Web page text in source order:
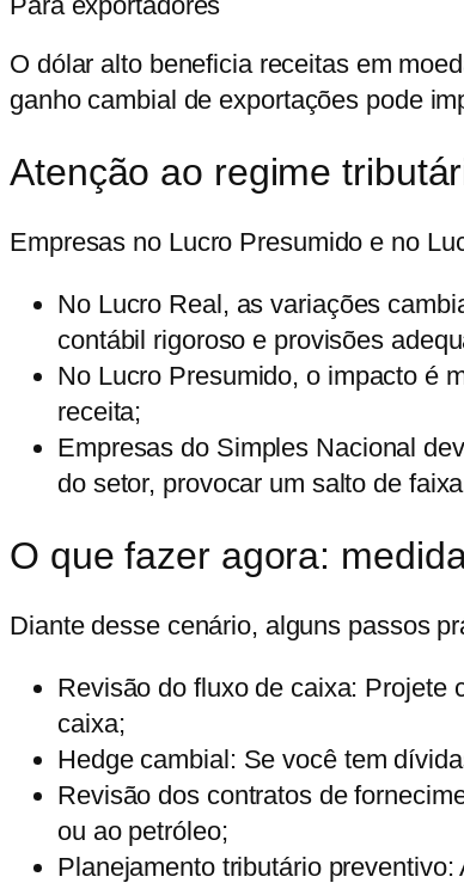
O dólar alto beneficia receitas em
ganho cambial de exportações pode
Atenção ao regime
Empresas no Lucro Presumido e no
No Lucro Real , as variações
contábil rigoroso e provisões
No Lucro Presumido, o impacto é
receita;
Empresas do Simples Nacional
do setor, provocar um salto de
O que fazer agora:
Diante desse cenário, alguns passos
Revisão do fluxo de caixa: Projete
caixa;
Hedge cambial: Se você tem
Revisão dos contratos de
ou ao petróleo;
Planejamento tributário preventivo: